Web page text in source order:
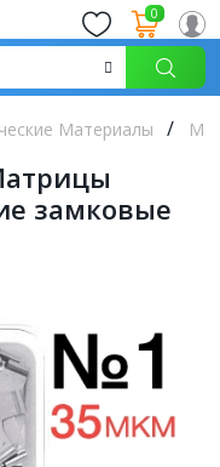
0
Материалы
замковые